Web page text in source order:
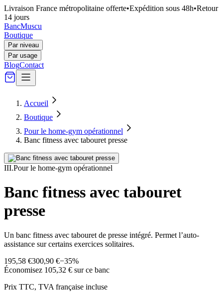
Livraison France métropolitaine offerte•Expédition sous 48h•Retour
14 jours
BancMuscu
Boutique
Par niveau
Par usage
BlogContact
Accueil
Boutique
Pour le home-gym opérationnel
Banc fitness avec tabouret presse
III.Pour le home-gym opérationnel
Banc fitness avec tabouret
presse
Un banc fitness avec tabouret de presse intégré. Permet l’auto-
assistance sur certains exercices solitaires.
195,58 €300,90 €−35%
Économisez 105,32 € sur ce banc
Prix TTC, TVA française incluse